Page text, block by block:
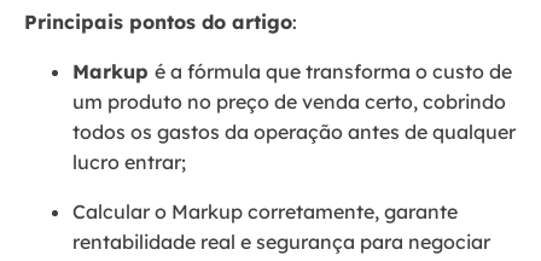
Principais pontos do artigo:
Markup é a fórmula que transforma o custo de
um produto no preço de venda certo, cobrindo
todos os gastos da operação antes de qualquer
lucro entrar;
Calcular o Markup corretamente, garante
rentabilidade real e segurança para negociar